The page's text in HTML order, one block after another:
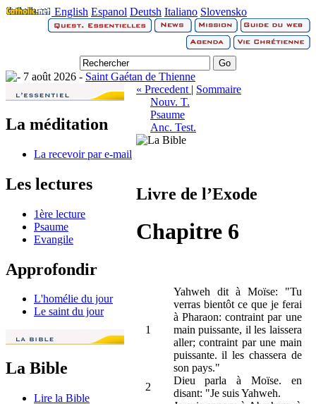
English Espanol Deutsh Italiano Slovensko
7 août 2026 - Saint Gaétan de Thienne
La méditation
La recevoir par e-mail
Les lectures
1ère lecture
Psaume
Evangile
Approfondir
L'homélie du jour
Le saint du jour
La Bible
Lire la Bible
« Precedent | Sommaire
Nouv. T.
Psaume
Anc. Test.
Livre de l’Exode
Chapitre 6
1
Yahweh dit à Moïse: "Tu
verras bientôt ce que je ferai
à Pharaon: contraint par une
main puissante, il les laissera
aller; contraint par une main
puissante. il les chassera de
son pays."
2
Dieu parla à Moïse. en
disant: "Je suis Yahweh.